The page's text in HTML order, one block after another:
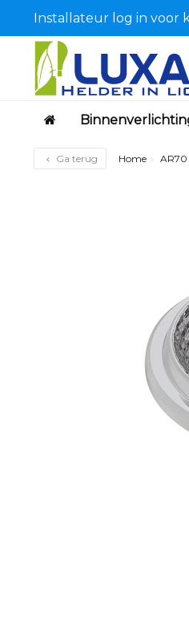
Installateur log in voor
Ga terug Home